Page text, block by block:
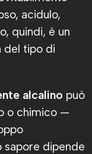
acidulo,
quindi, è un
del tipo di
alcalino può
o chimico —
sapore dipende